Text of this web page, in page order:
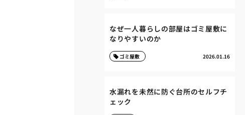
なぜ一人暮らしの部屋はゴミ屋敷に
なりやすいのか
2026.01.16
ゴミ屋敷
水漏れを未然に防ぐ台所のセルフチ
ェック